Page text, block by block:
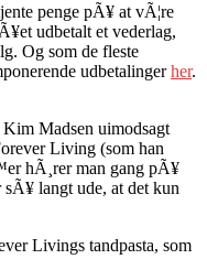
penge pÃ¥ at vÃ¦re
udbetalt et vederlag,
Og som de fleste
udbetalingerher.
Madsen uimodsagt
Living (som han
hÃ¸rer man gang pÃ¥
langt ude, at det kun
Livings tandpasta, som